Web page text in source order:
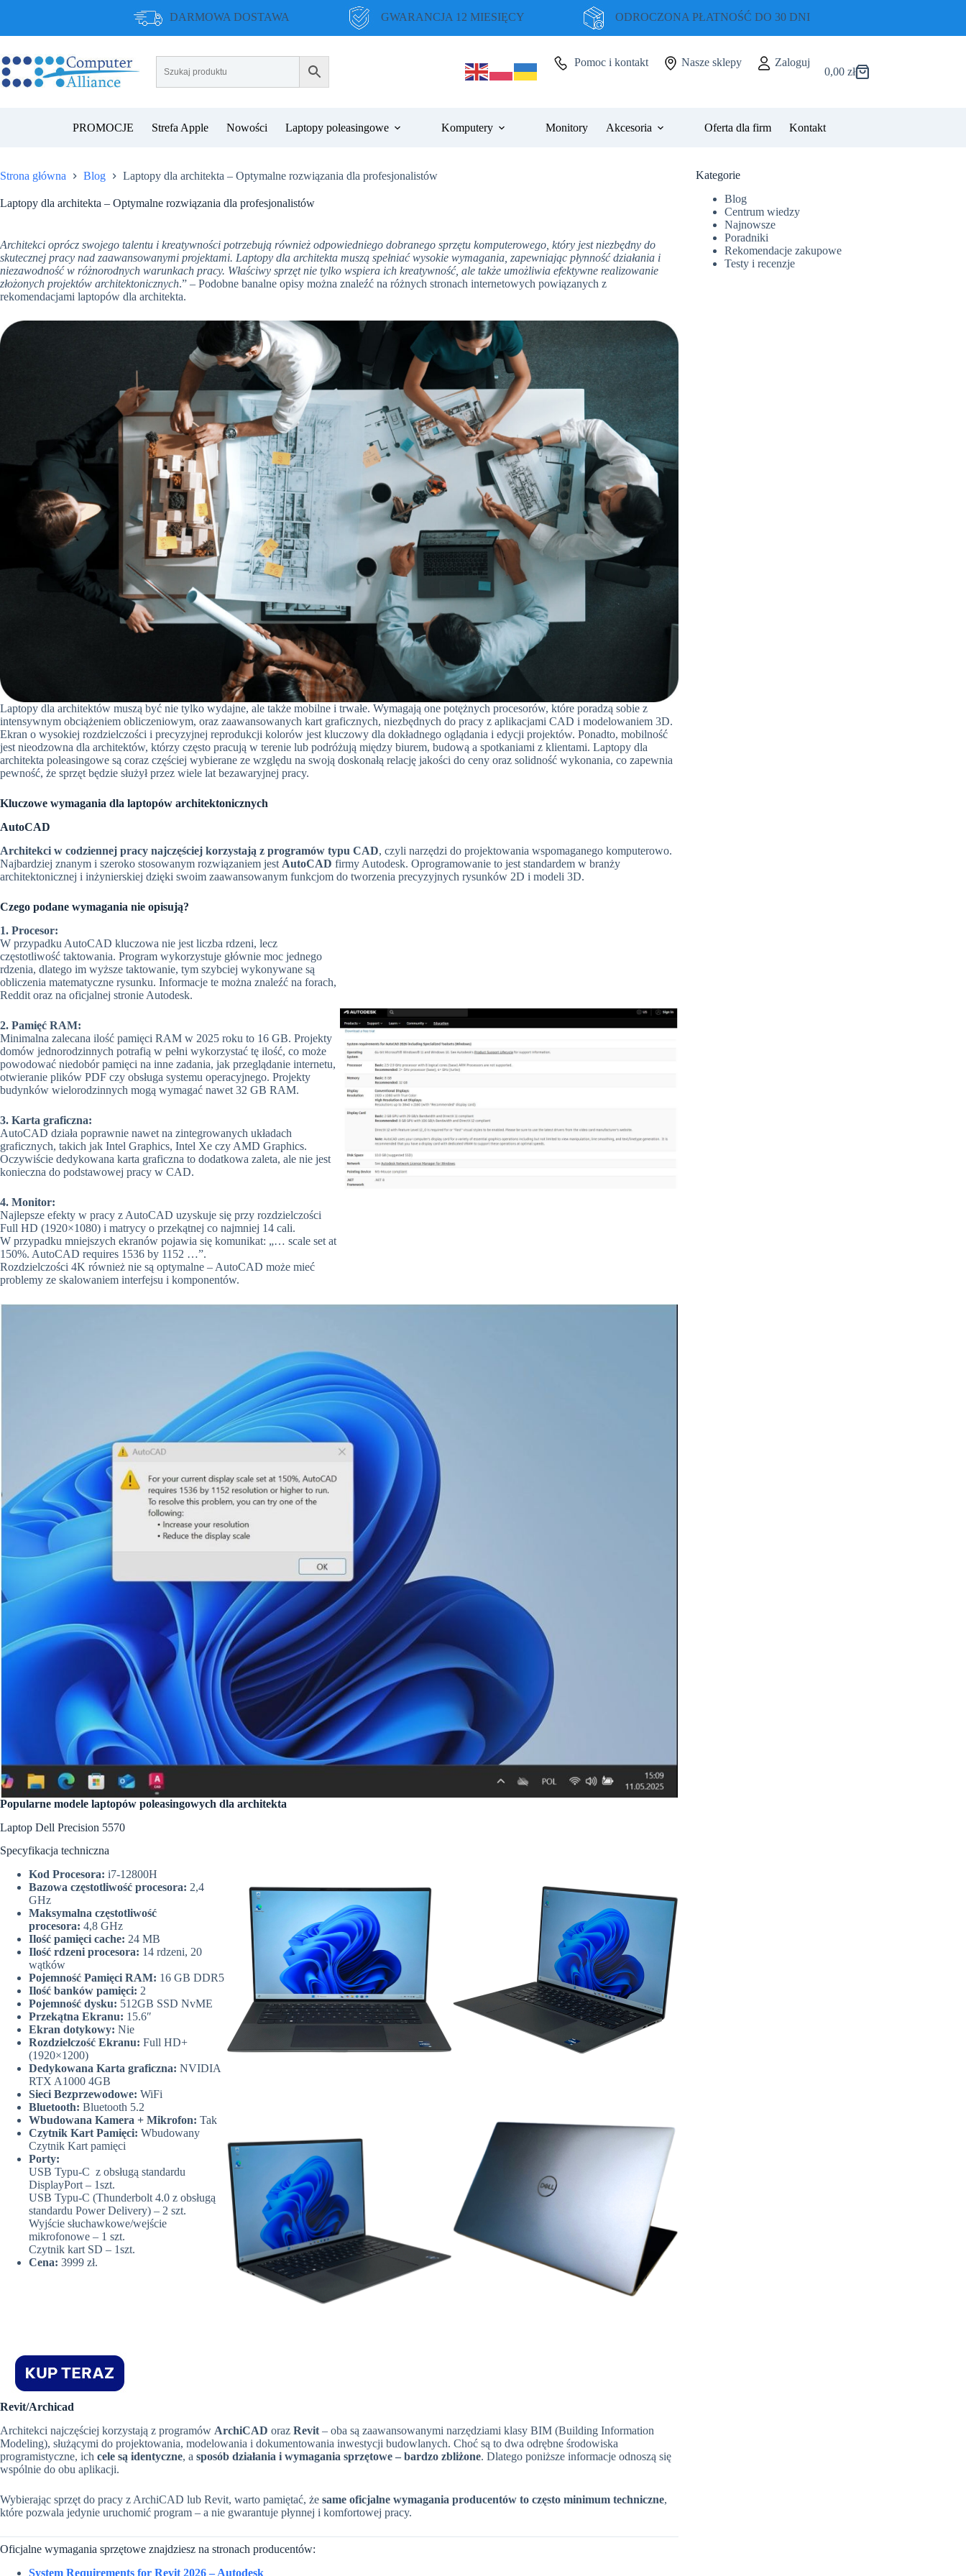
DARMOWA DOSTAWA GWARANCJA 12 MIESIĘCY ODROCZONA PŁATNOŚĆ DO 30 DNI
Pomoc i kontakt Nasze sklepy
Zaloguj
Koszyk
0,00 zł
PROMOCJE Strefa Apple Nowości Laptopy poleasingowe Komputery Monitory Akcesoria Oferta dla firm Kontakt
Strona główna Blog Laptopy dla architekta – Optymalne rozwiązania dla profesjonalistów
Laptopy dla architekta – Optymalne rozwiązania dla profesjonalistów
Architekci oprócz swojego talentu i kreatywności potrzebują również odpowiedniego dobranego sprzętu komputerowego, który jest niezbędny do
skutecznej pracy nad zaawansowanymi projektami. Laptopy dla architekta muszą spełniać wysokie wymagania, zapewniając płynność działania i
niezawodność w różnorodnych warunkach pracy. Właściwy sprzęt nie tylko wspiera ich kreatywność, ale także umożliwia efektywne realizowanie
złożonych projektów architektonicznych.” – Podobne banalne opisy można znaleźć na różnych stronach internetowych powiązanych z
rekomendacjami laptopów dla architekta.
Laptopy dla architektów muszą być nie tylko wydajne, ale także mobilne i trwałe. Wymagają one potężnych procesorów, które poradzą sobie z
intensywnym obciążeniem obliczeniowym, oraz zaawansowanych kart graficznych, niezbędnych do pracy z aplikacjami CAD i modelowaniem 3D.
Ekran o wysokiej rozdzielczości i precyzyjnej reprodukcji kolorów jest kluczowy dla dokładnego oglądania i edycji projektów. Ponadto, mobilność
jest nieodzowna dla architektów, którzy często pracują w terenie lub podróżują między biurem, budową a spotkaniami z klientami. Laptopy dla
architekta poleasingowe są coraz częściej wybierane ze względu na swoją doskonałą relację jakości do ceny oraz solidność wykonania, co zapewnia
pewność, że sprzęt będzie służył przez wiele lat bezawaryjnej pracy.
Kluczowe wymagania dla laptopów architektonicznych
AutoCAD
Architekci w codziennej pracy najczęściej korzystają z programów typu CAD, czyli narzędzi do projektowania wspomaganego komputerowo.
Najbardziej znanym i szeroko stosowanym rozwiązaniem jest AutoCAD firmy Autodesk. Oprogramowanie to jest standardem w branży
architektonicznej i inżynierskiej dzięki swoim zaawansowanym funkcjom do tworzenia precyzyjnych rysunków 2D i modeli 3D.
Czego podane wymagania nie opisują?
1. Procesor:
W przypadku AutoCAD kluczowa nie jest liczba rdzeni, lecz
częstotliwość taktowania. Program wykorzystuje głównie moc jednego
rdzenia, dlatego im wyższe taktowanie, tym szybciej wykonywane są
obliczenia matematyczne rysunku. Informacje te można znaleźć na forach,
Reddit oraz na oficjalnej stronie Autodesk.
2. Pamięć RAM:
Minimalna zalecana ilość pamięci RAM w 2025 roku to 16 GB. Projekty
domów jednorodzinnych potrafią w pełni wykorzystać tę ilość, co może
powodować niedobór pamięci na inne zadania, jak przeglądanie internetu,
otwieranie plików PDF czy obsługa systemu operacyjnego. Projekty
budynków wielorodzinnych mogą wymagać nawet 32 GB RAM.
3. Karta graficzna:
AutoCAD działa poprawnie nawet na zintegrowanych układach
graficznych, takich jak Intel Graphics, Intel Xe czy AMD Graphics.
Oczywiście dedykowana karta graficzna to dodatkowa zaleta, ale nie jest
konieczna do podstawowej pracy w CAD.
4. Monitor:
Najlepsze efekty w pracy z AutoCAD uzyskuje się przy rozdzielczości
Full HD (1920×1080) i matrycy o przekątnej co najmniej 14 cali.
W przypadku mniejszych ekranów pojawia się komunikat: „… scale set at
150%. AutoCAD requires 1536 by 1152 …”.
Rozdzielczości 4K również nie są optymalne – AutoCAD może mieć
problemy ze skalowaniem interfejsu i komponentów.
Popularne modele laptopów poleasingowych dla architekta
Laptop Dell Precision 5570
Specyfikacja techniczna
Kod Procesora: i7-12800H
Bazowa częstotliwość procesora: 2,4
GHz
Maksymalna częstotliwość
procesora: 4,8 GHz
Ilość pamięci cache: 24 MB
Ilość rdzeni procesora: 14 rdzeni, 20
wątków
Pojemność Pamięci RAM: 16 GB DDR5
Ilość banków pamięci: 2
Pojemność dysku: 512GB SSD NvME
Przekątna Ekranu: 15.6″
Ekran dotykowy: Nie
Rozdzielczość Ekranu: Full HD+
(1920×1200)
Dedykowana Karta graficzna: NVIDIA
RTX A1000 4GB
Sieci Bezprzewodowe: WiFi
Bluetooth: Bluetooth 5.2
Wbudowana Kamera + Mikrofon: Tak
Czytnik Kart Pamięci: Wbudowany
Czytnik Kart pamięci
Porty:
USB Typu-C z obsługą standardu
DisplayPort – 1szt.
USB Typu-C (Thunderbolt 4.0 z obsługą
standardu Power Delivery) – 2 szt.
Wyjście słuchawkowe/wejście
mikrofonowe – 1 szt.
Czytnik kart SD – 1szt.
Cena: 3999 zł.
Revit/Archicad
Architekci najczęściej korzystają z programów ArchiCAD oraz Revit – oba są zaawansowanymi narzędziami klasy BIM (Building Information
Modeling), służącymi do projektowania, modelowania i dokumentowania inwestycji budowlanych. Choć są to dwa odrębne środowiska
programistyczne, ich cele są identyczne, a sposób działania i wymagania sprzętowe – bardzo zbliżone. Dlatego poniższe informacje odnoszą się
wspólnie do obu aplikacji.
Wybierając sprzęt do pracy z ArchiCAD lub Revit, warto pamiętać, że same oficjalne wymagania producentów to często minimum techniczne,
które pozwala jedynie uruchomić program – a nie gwarantuje płynnej i komfortowej pracy.
Oficjalne wymagania sprzętowe znajdziesz na stronach producentów:
System Requirements for Revit 2026 – Autodesk
Kategorie
Blog
Centrum wiedzy
Najnowsze
Poradniki
Rekomendacje zakupowe
Testy i recenzje